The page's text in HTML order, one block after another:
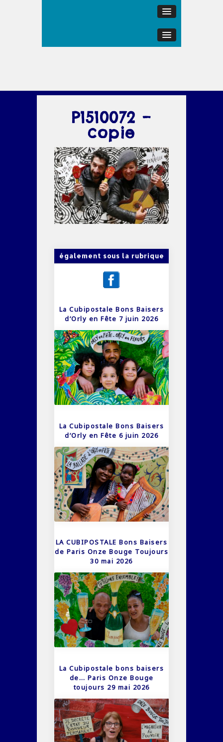
P1510072 –
copie
également sous la rubrique
La Cubipostale Bons Baisers
d’Orly en Fête 7 juin 2026
La Cubipostale Bons Baisers
d’Orly en Fête 6 juin 2026
LA CUBIPOSTALE Bons Baisers
de Paris Onze Bouge Toujours
30 mai 2026
La Cubipostale bons baisers
de… Paris Onze Bouge
toujours 29 mai 2026